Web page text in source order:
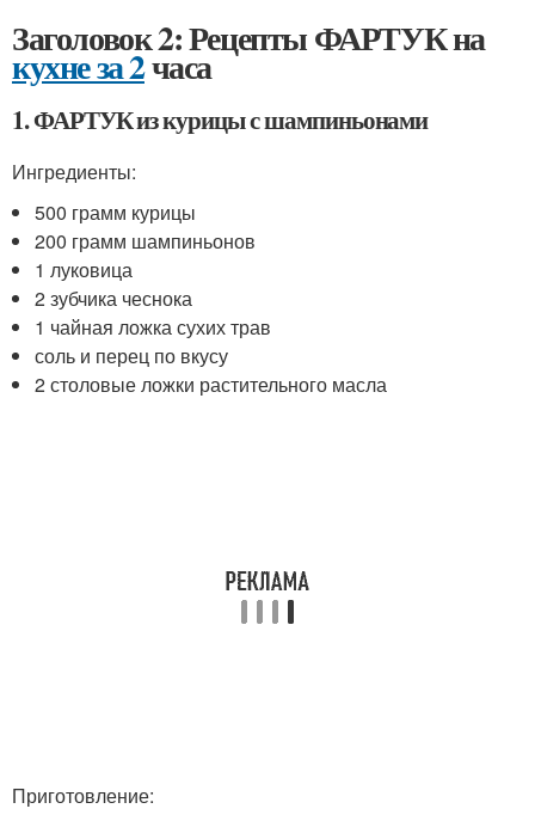
Заголовок 2: Рецепты ФАРТУК на
кухне за 2часа
1. ФАРТУК из курицы с шампиньонами
Ингредиенты:
500 грамм курицы
200 грамм шампиньонов
1 луковица
2 зубчика чеснока
1 чайная ложка сухих трав
соль и перец по вкусу
2 столовые ложки растительного масла
Приготовление: